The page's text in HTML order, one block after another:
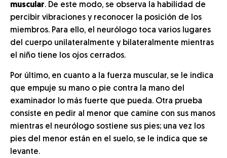
muscular. De este modo, se observa la habilidad de
percibir vibraciones y reconocer la posición de los
miembros. Para ello, el neurólogo toca varios lugares
del cuerpo unilateralmente y bilateralmente mientras
el niño tiene los ojos cerrados.
Por último, en cuanto a la fuerza muscular, se le indica
que empuje su mano o pie contra la mano del
examinador lo más fuerte que pueda. Otra prueba
consiste en pedir al menor que camine con sus manos
mientras el neurólogo sostiene sus pies; una vez los
pies del menor están en el suelo, se le indica que se
levante.